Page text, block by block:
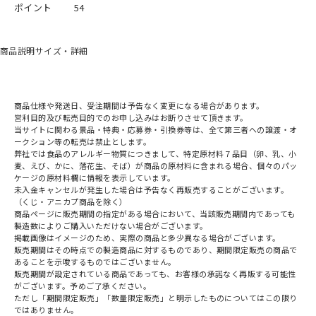
ポイント
54
商品説明サイズ・詳細
商品仕様や発送日、受注期間は予告なく変更になる場合があります。
営利目的及び転売目的でのお申し込みはお断りさせて頂きます。
当サイトに関わる景品・特典・応募券・引換券等は、全て第三者への譲渡・オ
ークション等の転売は禁止とします。
弊社では食品のアレルギー物質につきまして、特定原材料７品目（卵、乳、小
麦、えび、かに、落花生、そば）が商品の原材料に含まれる場合、個々のパッ
ケージの原材料欄に情報を表示しています。
未入金キャンセルが発生した場合は予告なく再販売することがございます。
（くじ・アニカプ商品を除く）
商品ページに販売期間の指定がある場合において、当該販売期間内であっても
製造数によりご購入いただけない場合がございます。
掲載画像はイメージのため、実際の商品と多少異なる場合がございます。
販売期間はその時点での製造商品に対するものであり、期間限定販売の商品で
あることを示唆するものではございません。
販売期間が設定されている商品であっても、お客様の承諾なく再販する可能性
がございます。予めご了承ください。
ただし「期間限定販売」「数量限定販売」と明示したものについてはこの限り
ではありません。